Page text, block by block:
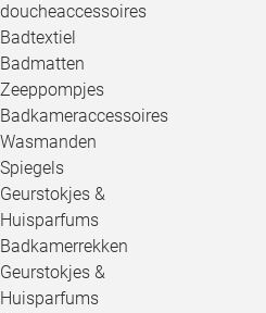
doucheaccessoires
Badtextiel
Badmatten
Zeeppompjes
Badkameraccessoires
Wasmanden
Spiegels
Geurstokjes &
Huisparfums
Badkamerrekken
Geurstokjes &
Huisparfums